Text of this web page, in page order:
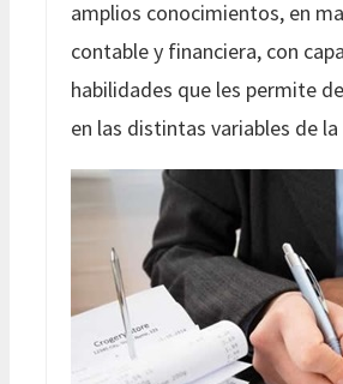
amplios conocimientos, en
contable y financiera, con
habilidades que les permite
en las distintas variables de